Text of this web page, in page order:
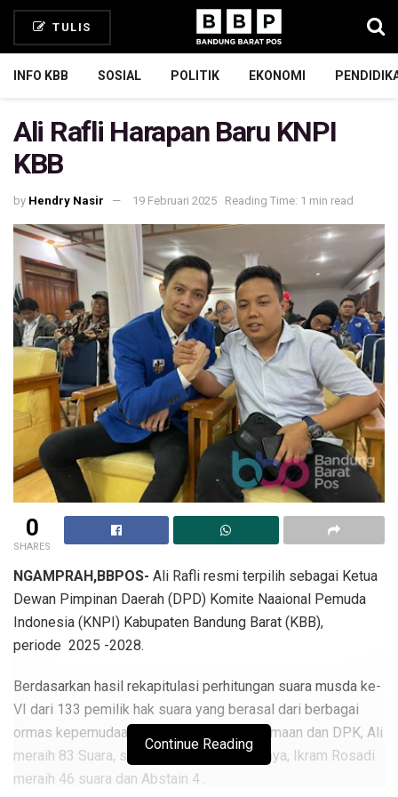
TULIS
INFO KBB SOSIAL POLITIK EKONOMI
Ali Rafli Harapan Baru KNPI
KBB
by Hendry Nasir 19 Februari 2025 Reading Time: 1 min read
0
SHARES
NGAMPRAH,BBPOS- Ali Rafli resmi terpilih sebagai Ketua
Dewan Pimpinan Daerah (DPD) Komite Naaional Pemuda
Indonesia (KNPI) Kabupaten Bandung Barat (KBB),
periode 2025 -2028.
Berdasarkan hasil rekapitulasi perhitungan suara musda ke-
VI dari 133 pemilik hak suara yang berasal dari berbagai
ormas kepemudaan, kekaryaan dan keagamaan dan DPK, Ali
meraih 83 Suara, sementara kandidat lainnya, Ikram Rosadi
meraih 46 suara dan Abstain 4 .
Continue Reading